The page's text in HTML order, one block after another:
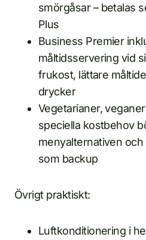
smörgåsar – betalas
Plus
Business Premier
måltidsservering vid
frukost, lättare
drycker
Vegetarianer,
speciella kostbehov
menyalternativen
som backup
Övrigt praktiskt:
Luftkonditionering i